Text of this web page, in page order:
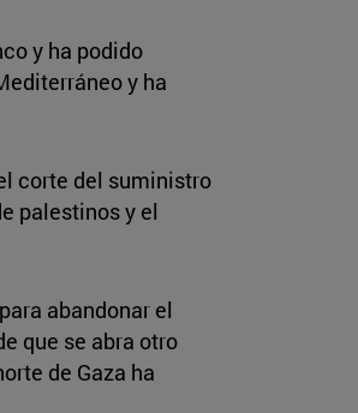
y ha podido
y ha
corte del suministro
palestinos y el
abandonar el
que se abra otro
de Gaza ha